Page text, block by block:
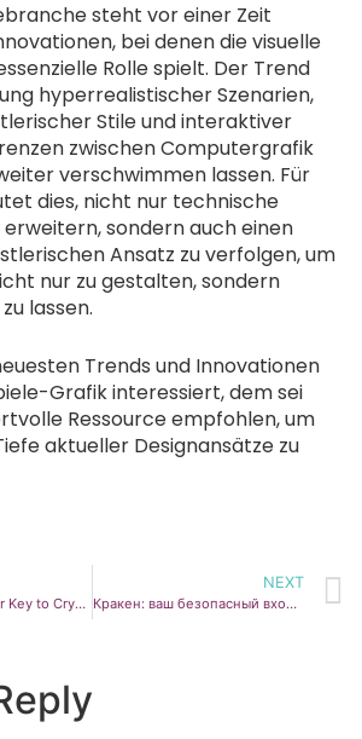
steht vor einer Zeit
bei denen die visuelle
Rolle spielt. Der Trend
hyperrealistischer Szenarien,
Stile und interaktiver
zwischen Computergrafik
verschwimmen lassen. Für
dies, nicht nur technische
sondern auch einen
Ansatz zu verfolgen, um
nur zu gestalten, sondern
lassen.
Trends und Innovationen
Grafik interessiert, dem sei
Ressource empfohlen, um
aktueller Designansätze zu
Atomic Wallet: Your Key to Crypto Management Success
NEXT
Кракен: ваш безопасный вход в мир даркнета 2026